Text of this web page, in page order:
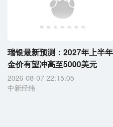
瑞银最新预测：2027年上半年
金价有望冲高至5000美元
2026-08-07 22:15:05
中新经纬